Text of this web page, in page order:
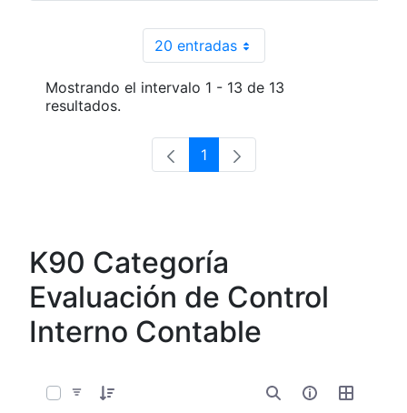
20 entradasPor página
Mostrando el intervalo 1 - 13 de 13
resultados.
Página
1
K90 Categoría
Evaluación de Control
Interno Contable